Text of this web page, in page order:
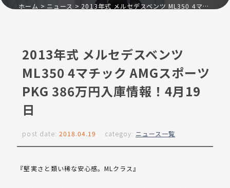
ホーム ニュース 2013年式 メルセデスベンツ ML350 4マチック AMGスポーツPKG 386万円入庫情報！4月19日
2013年式 メルセデスベンツ
ML350 4マチック AMGスポーツ
PKG 386万円入庫情報！4月19
日
post date: 2018.04.19 categoy: ニュース一覧
『堅実さと類い稀な安心感。MLクラス』